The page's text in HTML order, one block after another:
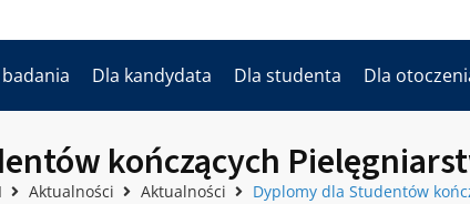
Dla kandydata Dla studenta Dla
kończących
Aktualności Aktualności Dyplomy dla Studentów